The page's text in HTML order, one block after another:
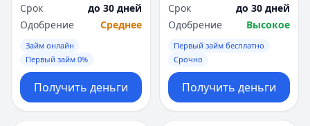
Срок
до 30 дней
Одобрение
Среднее
Займ онлайн
Первый займ 0%
Получить деньги
Срок
до 30 дней
Одобрение
Высокое
Первый займ бесплатно
Срочно
Получить деньги